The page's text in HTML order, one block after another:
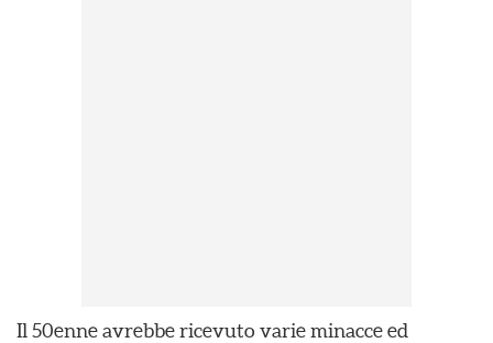
Il 50enne avrebbe ricevuto varie minacce ed